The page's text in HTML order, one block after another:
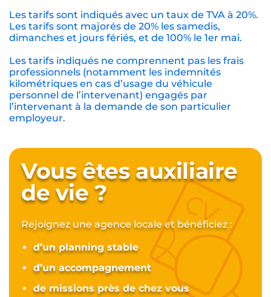
Les tarifs sont indiqués avec un taux de TVA à 20%.
Les tarifs sont majorés de 20% les samedis,
dimanches et jours fériés, et de 100% le 1er mai.
Les tarifs indiqués ne comprennent pas les frais
professionnels (notamment les indemnités
kilométriques en cas d’usage du véhicule
personnel de l’intervenant) engagés par
l’intervenant à la demande de son particulier
employeur.
Vous êtes auxiliaire
de vie ?
Rejoignez une agence locale et bénéficiez :
d’un planning stable
d’un accompagnement
de missions près de chez vous